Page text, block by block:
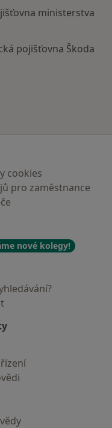
ministerstva
pojišťovna Škoda
cookies
pro zaměstnance
nové kolegy!